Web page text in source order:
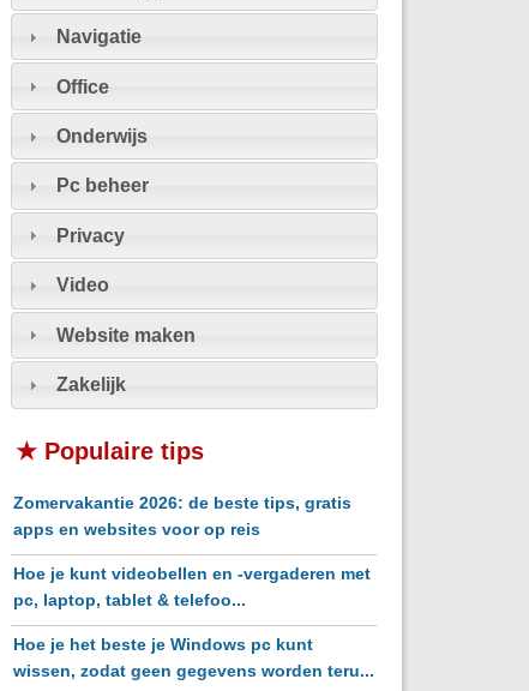
Navigatie
Office
Onderwijs
Pc beheer
Privacy
Video
Website maken
Zakelijk
★ Populaire tips
Zomervakantie 2026: de beste tips, gratis
apps en websites voor op reis
Hoe je kunt videobellen en -vergaderen met
pc, laptop, tablet & telefoo...
Hoe je het beste je Windows pc kunt
wissen, zodat geen gegevens worden teru...